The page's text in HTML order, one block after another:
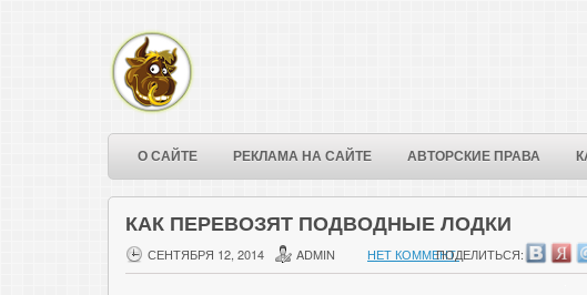
О САЙТЕ РЕКЛАМА НА САЙТЕ АВТОРСКИЕ ПРАВА
КАК ПЕРЕВОЗЯТ ПОДВОДНЫЕ ЛОДКИ
СЕНТЯБРЯ 12, 2014 ADMIN НЕТ КОММЕНТ.ПОДЕЛИТЬСЯ: